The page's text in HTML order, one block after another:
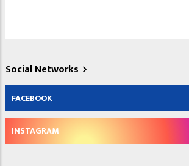
Social Networks
FACEBOOK
INSTAGRAM